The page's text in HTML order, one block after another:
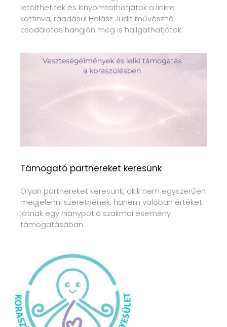
letölthetitek és kinyomtathatjátok a linkre
kattinva, ráadásul Halász Judit művésznő
csodálatos hangján meg is hallgathatjátok.
Támogató partnereket keresünk
Olyan partnereket keresünk, akik nem egyszerűen
megjelenni szeretnének, hanem valóban értéket
látnak egy hiánypótló szakmai esemény
támogatásában.